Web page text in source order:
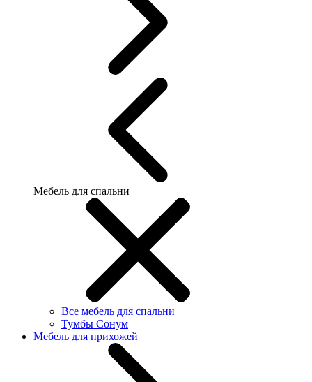
Мебель для спальни
Все мебель для спальни
Тумбы Сонум
Мебель для прихожей